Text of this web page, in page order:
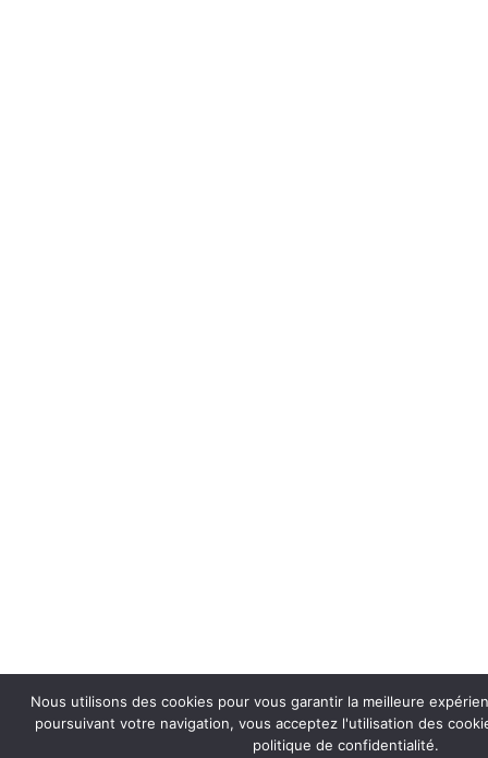
Nous utilisons des cookies pour vous garantir la meilleure
poursuivant votre navigation, vous acceptez l'utilisation des
politique de confidentialité.